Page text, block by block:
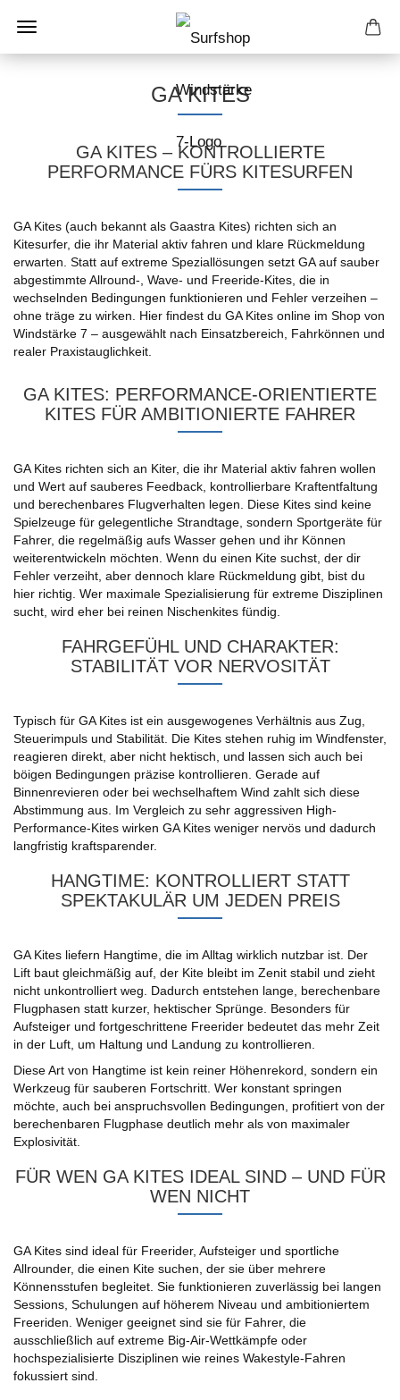
GA KITES
GA KITES – KONTROLLIERTE
PERFORMANCE FÜRS KITESURFEN
GA Kites (auch bekannt als Gaastra Kites) richten sich an
Kitesurfer, die ihr Material aktiv fahren und klare Rückmeldung
erwarten. Statt auf extreme Speziallösungen setzt GA auf sauber
abgestimmte Allround-, Wave- und Freeride-Kites, die in
wechselnden Bedingungen funktionieren und Fehler verzeihen –
ohne träge zu wirken. Hier findest du GA Kites online im Shop von
Windstärke 7 – ausgewählt nach Einsatzbereich, Fahrkönnen und
realer Praxistauglichkeit.
GA KITES: PERFORMANCE-ORIENTIERTE
KITES FÜR AMBITIONIERTE FAHRER
GA Kites richten sich an Kiter, die ihr Material aktiv fahren wollen
und Wert auf sauberes Feedback, kontrollierbare Kraftentfaltung
und berechenbares Flugverhalten legen. Diese Kites sind keine
Spielzeuge für gelegentliche Strandtage, sondern Sportgeräte für
Fahrer, die regelmäßig aufs Wasser gehen und ihr Können
weiterentwickeln möchten. Wenn du einen Kite suchst, der dir
Fehler verzeiht, aber dennoch klare Rückmeldung gibt, bist du
hier richtig. Wer maximale Spezialisierung für extreme Disziplinen
sucht, wird eher bei reinen Nischenkites fündig.
FAHRGEFÜHL UND CHARAKTER:
STABILITÄT VOR NERVOSITÄT
Typisch für GA Kites ist ein ausgewogenes Verhältnis aus Zug,
Steuerimpuls und Stabilität. Die Kites stehen ruhig im Windfenster,
reagieren direkt, aber nicht hektisch, und lassen sich auch bei
böigen Bedingungen präzise kontrollieren. Gerade auf
Binnenrevieren oder bei wechselhaftem Wind zahlt sich diese
Abstimmung aus. Im Vergleich zu sehr aggressiven High-
Performance-Kites wirken GA Kites weniger nervös und dadurch
langfristig kraftsparender.
HANGTIME: KONTROLLIERT STATT
SPEKTAKULÄR UM JEDEN PREIS
GA Kites liefern Hangtime, die im Alltag wirklich nutzbar ist. Der
Lift baut gleichmäßig auf, der Kite bleibt im Zenit stabil und zieht
nicht unkontrolliert weg. Dadurch entstehen lange, berechenbare
Flugphasen statt kurzer, hektischer Sprünge. Besonders für
Aufsteiger und fortgeschrittene Freerider bedeutet das mehr Zeit
in der Luft, um Haltung und Landung zu kontrollieren.
Diese Art von Hangtime ist kein reiner Höhenrekord, sondern ein
Werkzeug für sauberen Fortschritt. Wer konstant springen
möchte, auch bei anspruchsvollen Bedingungen, profitiert von der
berechenbaren Flugphase deutlich mehr als von maximaler
Explosivität.
FÜR WEN GA KITES IDEAL SIND – UND FÜR
WEN NICHT
GA Kites sind ideal für Freerider, Aufsteiger und sportliche
Allrounder, die einen Kite suchen, der sie über mehrere
Könnensstufen begleitet. Sie funktionieren zuverlässig bei langen
Sessions, Schulungen auf höherem Niveau und ambitioniertem
Freeriden. Weniger geeignet sind sie für Fahrer, die
ausschließlich auf extreme Big-Air-Wettkämpfe oder
hochspezialisierte Disziplinen wie reines Wakestyle-Fahren
fokussiert sind.